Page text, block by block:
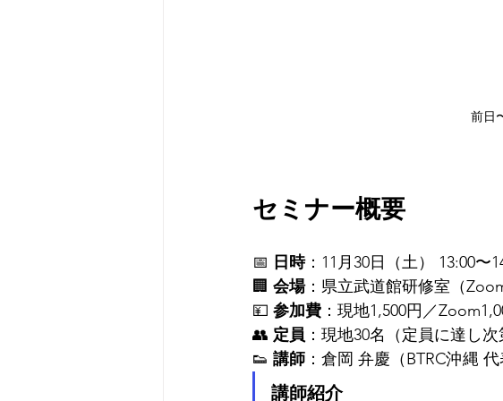
前日
セミナー概要
📅 日時：11月30日（土） 13:00〜
🏢 会場：県立武道館研修室（
💴 参加費 ：現地1,500円／
👥 定員 ：現地30名（定員に達し
👟 講師 ：倉岡 弁慶（BTRC沖縄 代
講師紹介